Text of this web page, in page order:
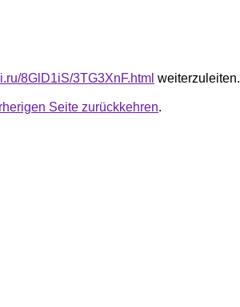
8GlD1iS/3TG3XnF.html weiterzuleiten.
Seite zurückkehren.